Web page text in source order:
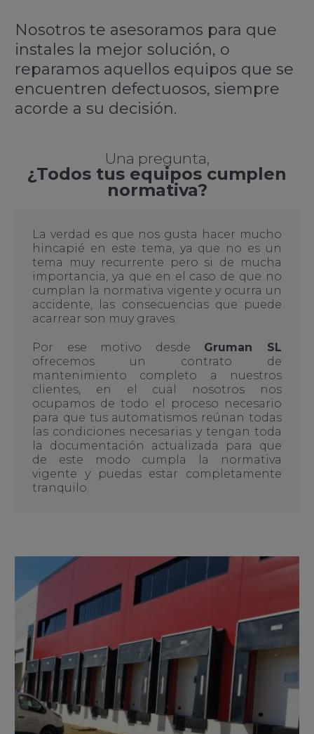
Nosotros te asesoramos para que
instales la mejor solución, o
reparamos aquellos equipos que se
encuentren defectuosos, siempre
acorde a su decisión.
Una pregunta,
¿Todos tus equipos cumplen
normativa?
La verdad es que nos gusta hacer mucho
hincapié en este tema, ya que no es un
tema muy recurrente pero si de mucha
importancia, ya que en el caso de que no
cumplan la normativa vigente y ocurra un
accidente, las consecuencias que puede
acarrear son muy graves.
Por ese motivo desde Gruman SL
ofrecemos un contrato de
mantenimiento completo a nuestros
clientes, en el cual nosotros nos
ocupamos de todo el proceso necesario
para que tus automatismos reúnan todas
las condiciones necesarias y tengan toda
la documentación actualizada para que
de este modo cumpla la normativa
vigente y puedas estar completamente
tranquilo.